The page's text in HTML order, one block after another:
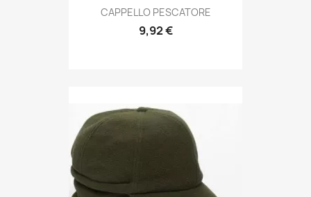
Anteprima
CAPPELLO PESCATORE
9,92 €